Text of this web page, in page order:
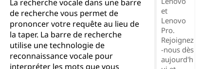
La recherche vocale dans une barre
de recherche vous permet de
prononcer votre requête au lieu de
la taper. La barre de recherche
utilise une technologie de
reconnaissance vocale pour
interpréter les mots que vous
et
Lenovo
Pro.
Rejoignez
-nous dès
aujourd'h